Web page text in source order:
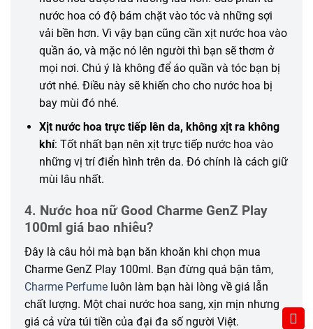
nước hoa cóđộ bám chặt vào tóc và những sợi
vải bền hơn. Vì vậy bạn cũng cần xịt nước hoa vào
quần áo, và mặc nó lên người thì bạn sẽ thơm ở
mọi nơi. Chú ý là không để áo quần và tóc bạn bị
ướt nhé. Điều này sẽ khiến cho cho nước hoa bị
bay mùi đónhé.
Xịt nước hoa trực tiếp lên da, không xịt ra không
khí: Tốt nhất bạn nên xịt trực tiếp nước hoa vào
những vị trí điển hình trên da. Đó chính là cách giữ
mùi lâu nhất.
4. Nước hoa nữ Good Charme GenZ Play
100ml giá bao nhiêu?
Đây là câu hỏi mà bạn băn khoăn khi chọn mua
Charme GenZ Play 100ml. Bạn đừng quá bận tâm,
Charme Perfume luôn làm bạn hài lòng về giá lẫn
chất lượng. Một chai nước hoa sang, xịn mịn nhưng
giá cả vừa túi tiền của đại đa số người Việt.